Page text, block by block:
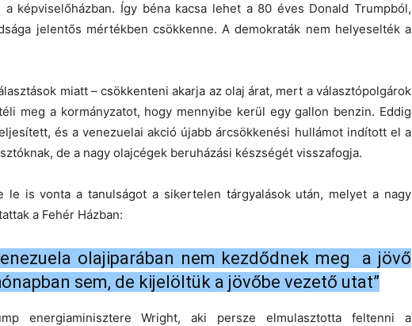
a képviselőházban. Így béna kacsa lehet a 80 éves Donald Trumpból,
jelentős mértékben csökkenne. A demokraták nem helyeselték a
miatt – csökkenteni akarja az olaj árat, mert a választópolgárok
meg a kormányzatot, hogy mennyibe kerül egy gallon benzin. Eddig
és a venezuelai akció újabb árcsökkenési hullámot indított el a
de a nagy olajcégek beruházási készségét visszafogja.
le is vonta a tanulságot a sikertelen tárgyalások után, melyet a nagy
a Fehér Házban:
olajiparában nem kezdődnek meg a jövő
sem, de kijelöltük a jövőbe vezető utat”
energiaminisztere Wright, aki persze elmulasztotta feltenni a